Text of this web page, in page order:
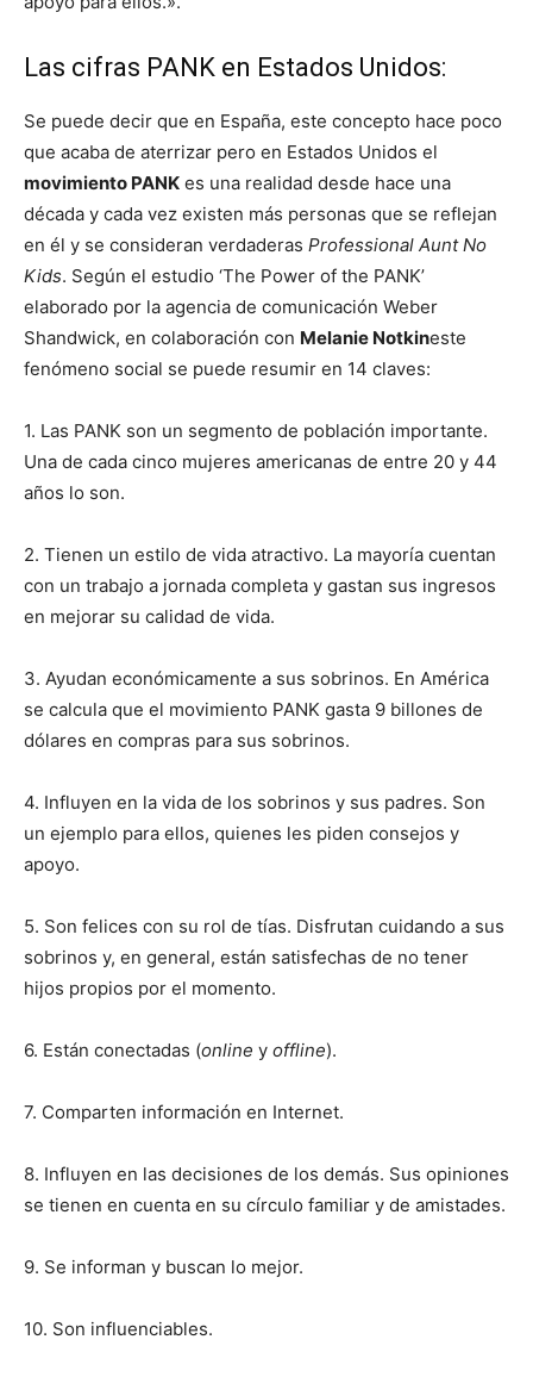
Las cifras PANK en Estados Unidos:
Se puede decir que en España, este concepto hace poco
que acaba de aterrizar pero en Estados Unidos el
movimiento PANK es una realidad desde hace una
década y cada vez existen más personas que se reflejan
en él y se consideran verdaderas Professional Aunt No
Kids. Según el estudio ‘The Power of the PANK’
elaborado por la agencia de comunicación Weber
Shandwick, en colaboración con Melanie Notkineste
fenómeno social se puede resumir en 14 claves:
1. Las PANK son un segmento de población importante.
Una de cada cinco mujeres americanas de entre 20 y 44
años lo son.
2. Tienen un estilo de vida atractivo. La mayoría cuentan
con un trabajo a jornada completa y gastan sus ingresos
en mejorar su calidad de vida.
3. Ayudan económicamente a sus sobrinos. En América
se calcula que el movimiento PANK gasta 9 billones de
dólares en compras para sus sobrinos.
4. Influyen en la vida de los sobrinos y sus padres. Son
un ejemplo para ellos, quienes les piden consejos y
apoyo.
5. Son felices con su rol de tías. Disfrutan cuidando a sus
sobrinos y, en general, están satisfechas de no tener
hijos propios por el momento.
6. Están conectadas (online y offline).
7. Comparten información en Internet.
8. Influyen en las decisiones de los demás. Sus opiniones
se tienen en cuenta en su círculo familiar y de amistades.
9. Se informan y buscan lo mejor.
10. Son influenciables.